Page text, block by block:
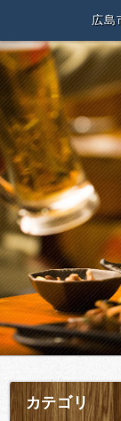
広島
カテゴリ